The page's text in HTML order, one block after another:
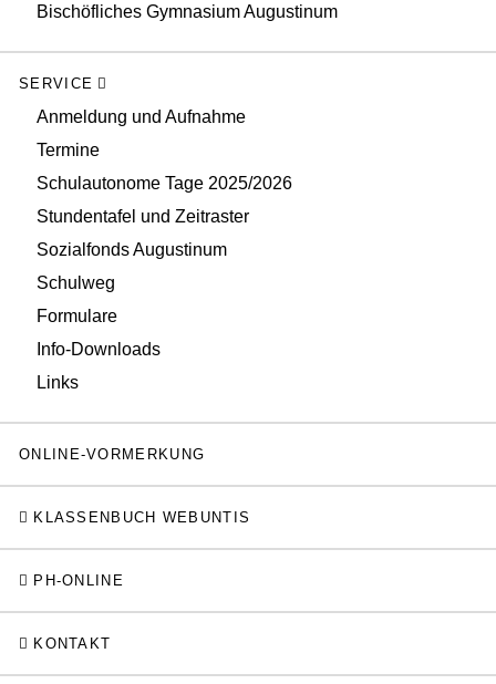
Bischöfliches Gymnasium Augustinum
SERVICE
Anmeldung und Aufnahme
Termine
Schulautonome Tage 2025/2026
Stundentafel und Zeitraster
Sozialfonds Augustinum
Schulweg
Formulare
Info-Downloads
Links
ONLINE-VORMERKUNG
KLASSENBUCH WEBUNTIS
PH-ONLINE
KONTAKT